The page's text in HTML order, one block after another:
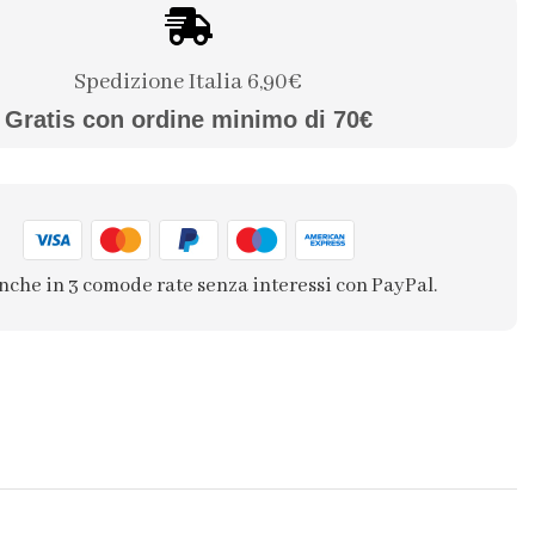
Spedizione Italia 6,90€
Gratis con ordine minimo di 70€
in 3 comode rate senza interessi con PayPal.